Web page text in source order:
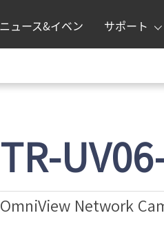
ニュース&イベン サポート
TR-
OmniView Network